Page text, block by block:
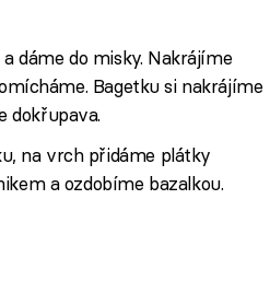
dáme do misky. Nakrájíme
Bagetku si nakrájíme
dokřupava.
na vrch přidáme plátky
a ozdobíme bazalkou.